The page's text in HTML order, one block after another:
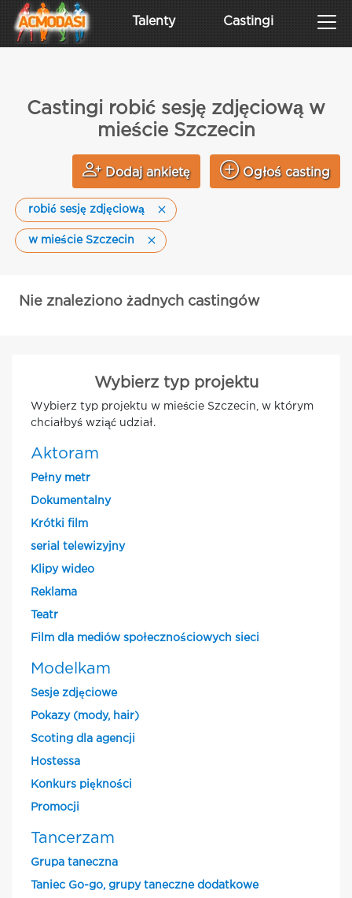
Talenty Castingi
Castingi robić sesję zdjęciową w
mieście Szczecin
Dodaj ankietę Ogłoś casting
robić sesję zdjęciową
w mieście Szczecin
Nie znaleziono żadnych castingów
Wybierz typ projektu
Wybierz typ projektu w mieście Szczecin, w którym
chciałbyś wziąć udział.
Aktoram
Pełny metr
Dokumentalny
Krótki film
serial telewizyjny
Klipy wideo
Reklama
Teatr
Film dla mediów społecznościowych sieci
Modelkam
Sesje zdjęciowe
Pokazy (mody, hair)
Scoting dla agencji
Hostessa
Konkurs piękności
Promocji
Tancerzam
Grupa taneczna
Taniec Go-go, grupy taneczne dodatkowe